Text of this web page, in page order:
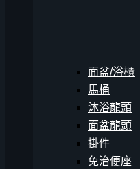
面盆/浴櫃
馬桶
沐浴龍頭
面盆龍頭
掛件
免治便座